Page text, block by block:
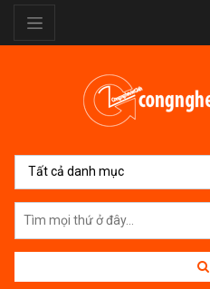
Tất cả danh mục